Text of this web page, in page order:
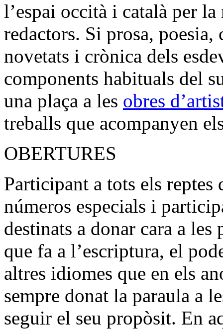
l’espai occità i català per
redactors. Si prosa,
novetats i crònica dels
components habituals del
una plaça a les obres
treballs que acompanyen
OBERTURES
Participant a tots els reptes
números especials i
destinats a donar cara a
que fa a l’escriptura, el
altres idiomes que en els
sempre donat la paraula a
seguir el seu propòsit. En